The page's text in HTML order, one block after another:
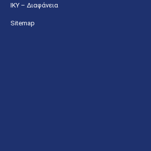
ΙΚΥ – Διαφάνεια
Sitemap